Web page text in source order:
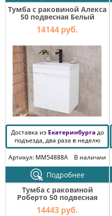
Тумба с раковиной Алекса
50 подвесная Белый
глянец
14144 руб.
Доставка из Екатеринбургадо
подъезда, два раза в неделю
Артикул: MM54888A
В наличии
Подробнее
Тумба с раковиной
Роберто 50 подвесная
Белый глянец
14443 руб.